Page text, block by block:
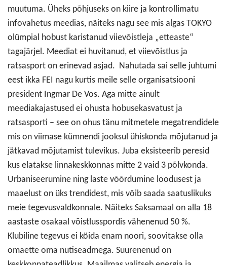
muutuma. Üheks põhjuseks on kiire ja kontrollimatu
infovahetus meedias, näiteks nagu see mis algas TOKYO
olümpial hobust karistanud viievõistleja „etteaste“
tagajärjel. Meediat ei huvitanud, et viievõistlus ja
ratsasport on erinevad asjad. Nahutada sai selle juhtumi
eest ikka FEI nagu kurtis meile selle organisatsiooni
president Ingmar De Vos. Aga mitte ainult
meediakajastused ei ohusta hobusekasvatust ja
ratsasporti – see on ohus tänu mitmetele megatrendidele
mis on viimase kümnendi jooksul ühiskonda mõjutanud ja
jätkavad mõjutamist tulevikus. Juba eksisteerib peresid
kus elatakse linnakeskkonnas mitte 2 vaid 3 põlvkonda.
Urbaniseerumine ning laste võõrdumine loodusest ja
maaelust on üks trendidest, mis võib saada saatuslikuks
meie tegevusvaldkonnale. Näiteks Saksamaal on alla 18
aastaste osakaal võistlusspordis vähenenud 50 %.
Klubiline tegevus ei köida enam noori, soovitakse olla
omaette oma nutiseadmega. Suurenenud on